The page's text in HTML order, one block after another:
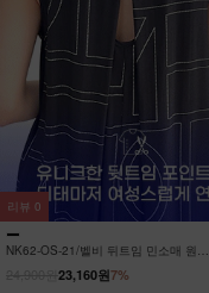
NK62-OS-21/벨비 뒤트임 민소매 원피
7%
23,160원
리뷰 0